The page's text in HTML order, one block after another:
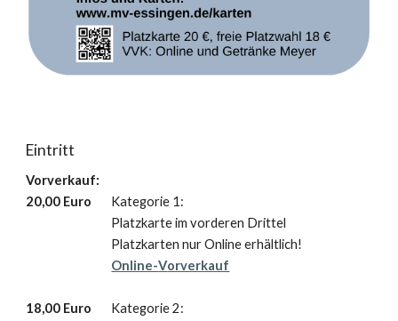
Eintritt
Vorverkauf:
20,00 Euro
Kategorie 1:
Platzkarteim vorderen Drittel
Platzkarten nur Online erhältlich!
Online-Vorverkauf
18,00 Euro
Kategorie 2: